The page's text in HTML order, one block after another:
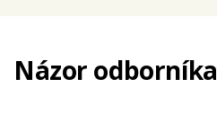
Názor odborníka